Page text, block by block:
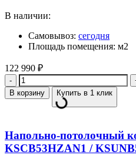
В наличии:
Самовывоз: сегодня
Площадь помещения: м2
122 990 ₽
Количество
В корзину Купить в 1 клик
Напольно-потолочный
KSCB53HZAN1 /